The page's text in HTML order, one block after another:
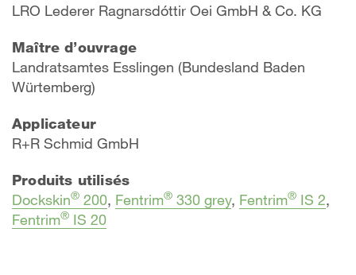
LRO Lederer Ragnarsdóttir Oei GmbH & Co. KG
Maître d’ouvrage
Landratsamtes Esslingen (Bundesland Baden
Würtemberg)
Applicateur
R+R Schmid GmbH
Produits utilisés
Dockskin® 200, Fentrim® 330 grey, Fentrim® IS 2,
Fentrim® IS 20